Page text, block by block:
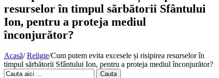
resurselor în timpul sărbătorii Sfântului
Ion, pentru a proteja mediul
înconjurător?
Acasă/ Religie/Cum putem evita excesele și risipirea resurselor în
timpul sărbătorii Sfântului Ion, pentru a proteja mediul înconjurător?
Cauta